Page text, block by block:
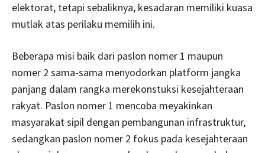
elektorat, tetapi sebaliknya, kesadaran memiliki kuasa
mutlak atas perilaku memilih ini.
Beberapa misi baik dari paslon nomer 1 maupun
nomer 2 sama-sama menyodorkan platform jangka
panjang dalam rangka merekonstuksi kesejahteraan
rakyat. Paslon nomer 1 mencoba meyakinkan
masyarakat sipil dengan pembangunan infrastruktur,
sedangkan paslon nomer 2 fokus pada kesejahteraan